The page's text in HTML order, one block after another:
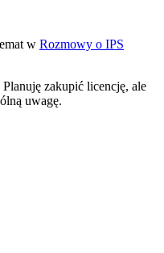
w Rozmowy o IPS
zakupić licencję, ale
uwagę.